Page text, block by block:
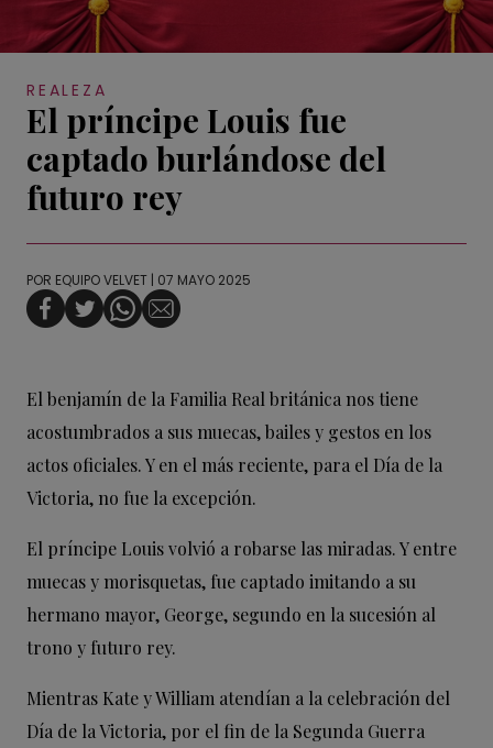
REALEZA
El príncipe Louis fue
captado burlándose del
futuro rey
POR EQUIPO VELVET | 07 MAYO 2025
El benjamín de la Familia Real británica nos tiene
acostumbrados a sus muecas, bailes y gestos en los
actos oficiales. Y en el más reciente, para el Día de la
Victoria, no fue la excepción.
El príncipe Louis volvió a robarse las miradas. Y entre
muecas y morisquetas, fue captado imitando a su
hermano mayor, George, segundo en la sucesión al
trono y futuro rey.
Mientras Kate y William atendían a la celebración del
Día de la Victoria, por el fin de la Segunda Guerra